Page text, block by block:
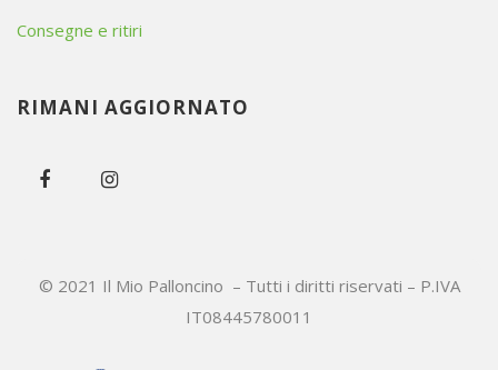
Consegne e ritiri
RIMANI AGGIORNATO
© 2021 Il Mio Palloncino – Tutti i diritti riservati – P.IVA
IT08445780011